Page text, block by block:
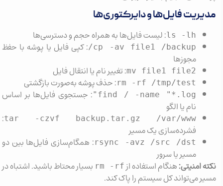
فایل‌ها و دایرکتوری‌ها
ls -lh: لیست فایل‌ها به همراه حجم و دسترسی‌ها
cp -av file1 /backup/
: کپی فایل یا پوشه با حفظ
مجوزها
mv file1 file2: تغییر نام یا انتقال فایل
rm -rf /tmp/test: حذف پوشه به‌صورت بازگشتی
find / -name "*.log" : جستجوی فایل‌ها بر اساس
نام یا الگو
tar -czvf backup.tar.gz /var/www
فشرده‌سازی یک مسیر
rsync -avz /src /dst: همگام‌سازی فایل‌ها بین دو
مسیر یا سرور
امنیتی:هنگام استفاده ازrm -rfبسیار محتاط باشید. اشتباه در
می‌تواند کل سیستم را پاک کند.